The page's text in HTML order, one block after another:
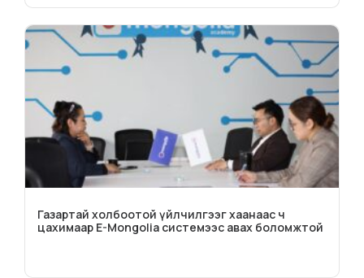
Газартай холбоотой үйлчилгээг хаанаас ч
цахимаар E-Mongolia системээс авах боломжтой